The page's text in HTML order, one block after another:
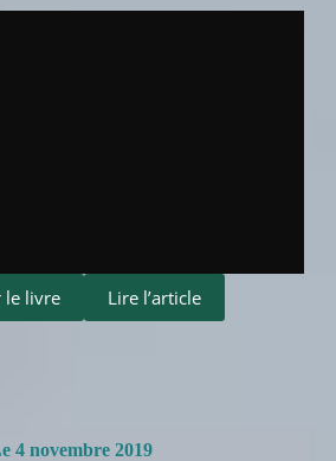
le livre Lire l’article
4 novembre 2019